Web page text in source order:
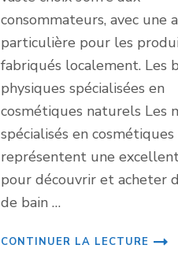
consommateurs, avec une
particulière pour les
fabriqués localement. Les
physiques spécialisées en
cosmétiques naturels Les
spécialisés en
représentent une
pour découvrir et acheter
de bain …
CONTINUER LA LECTURE